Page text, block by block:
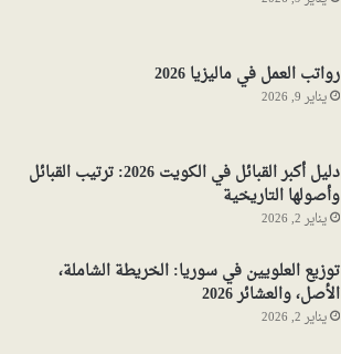
رواتب العمل في ماليزيا 2026
يناير 9, 2026
دليل أكبر القبائل في الكويت 2026: ترتيب القبائل
وأصولها التاريخية
يناير 2, 2026
توزيع العلويين في سوريا: الخريطة الشاملة،
الأصل، والعشائر 2026
يناير 2, 2026